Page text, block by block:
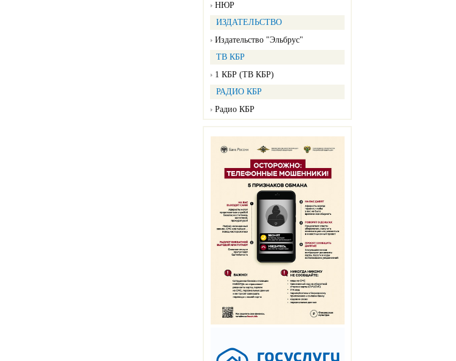
НЮР
ИЗДАТЕЛЬСТВО
Издательство "Эльбрус"
ТВ КБР
1 КБР (ТВ КБР)
РАДИО КБР
Радио КБР